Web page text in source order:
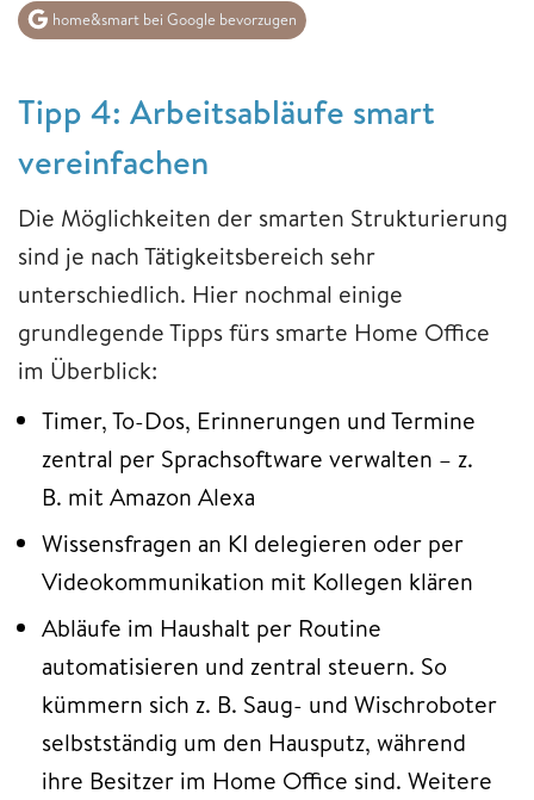
home&smart bei Google bevorzugen
Tipp 4: Arbeitsabläufe smart
vereinfachen
Die Möglichkeiten der smarten Strukturierung
sind je nach Tätigkeitsbereich sehr
unterschiedlich. Hier nochmal einige
grundlegende Tipps fürs smarte Home Office
im Überblick:
Timer, To-Dos, Erinnerungen und Termine
zentral per Sprachsoftware verwalten – z.
B. mit Amazon Alexa
Wissensfragen an KI delegieren oder per
Videokommunikation mit Kollegen klären
Abläufe im Haushalt per Routine
automatisieren und zentral steuern. So
kümmern sich z. B. Saug- und Wischroboter
selbstständig um den Hausputz, während
ihre Besitzer im Home Office sind. Weitere